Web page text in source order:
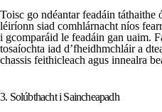
Toisc go ndéantar feadáin táthaithe
léiríonn siad comhlárnacht níos
i gcomparáid le feadáin gan uaim.
tosaíochta iad d’fheidhmchláir a
chassis feithicleach agus innealra
3. Solúbthacht i Saincheapadh